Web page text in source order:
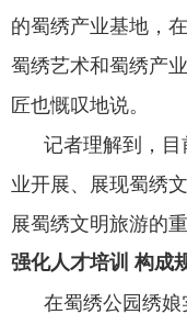
的蜀绣产业基地，
蜀绣艺术和蜀绣产
匠也慨叹地说。
记者理解到，
业开展、展现蜀绣
展蜀绣文明旅游的重
强化人才培训 构成
在蜀绣公园绣娘